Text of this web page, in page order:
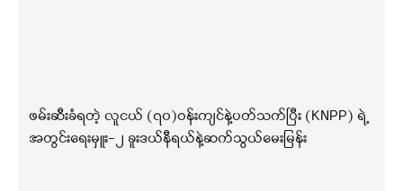
ဖမ်းဆီးခံရတဲ့ လူငယ် (၇၀)ဝန်းကျင်နဲ့ပတ်သက်ပြီး (KNPP) ရဲ့
အတွင်းရေးမှူး-၂ ခူးဒယ်နီရယ်နဲ့ဆက်သွယ်မေးမြန်း